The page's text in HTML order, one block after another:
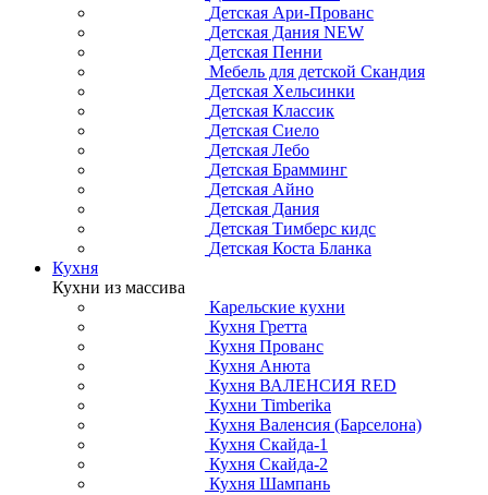
Детская Ари-Прованс
Детская Дания NEW
Детская Пенни
Мебель для детской Скандия
Детская Хельсинки
Детская Классик
Детская Сиело
Детская Лебо
Детская Брамминг
Детская Айно
Детская Дания
Детская Тимберс кидс
Детская Коста Бланка
Кухня
Кухни из массива
Карельские кухни
Кухня Гретта
Кухня Прованс
Кухня Анюта
Кухня ВАЛЕНСИЯ RED
Кухни Timberika
Кухня Валенсия (Барселона)
Кухня Скайда-1
Кухня Скайда-2
Кухня Шампань